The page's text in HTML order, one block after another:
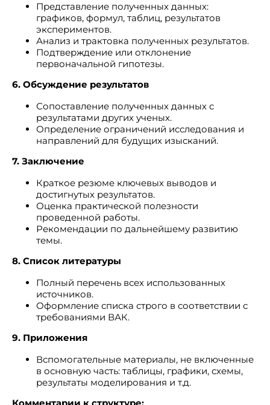
Представление полученных данных:
графиков, формул, таблиц, результатов
экспериментов.
Анализ и трактовка полученных результатов.
Подтверждение или отклонение
первоначальной гипотезы.
6. Обсуждение результатов
Сопоставление полученных данных с
результатами других ученых.
Определение ограничений исследования и
направлений для будущих изысканий.
7. Заключение
Краткое резюме ключевых выводов и
достигнутых результатов.
Оценка практической полезности
проведенной работы.
Рекомендации по дальнейшему развитию
темы.
8. Список литературы
Полный перечень всех использованных
источников.
Оформление списка строго в соответствии с
требованиями ВАК.
9. Приложения
Вспомогательные материалы, не включенные
в основную часть: таблицы, графики, схемы,
результаты моделирования и т.д.